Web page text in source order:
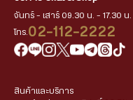
จันทร์ - เสาร์ 09.30 น. - 17.30 น.
โทร. 02-112-2222
สินค้าและบริการ